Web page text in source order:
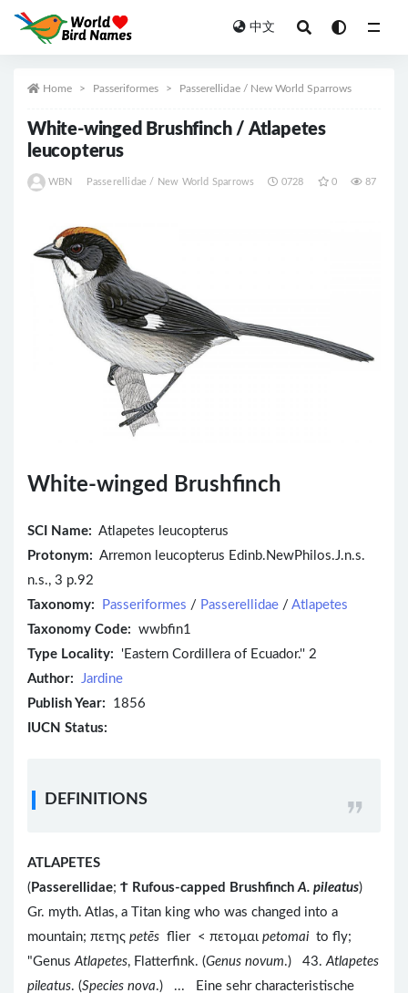
中文
Home Passeriformes Passerellidae / New World Sparrows
White-winged Brushfinch / Atlapetes
leucopterus
WBN Passerellidae / New World Sparrows 0728 0 87
White-winged Brushfinch
SCI Name: Atlapetes leucopterus
Protonym: Arremon leucopterus Edinb.NewPhilos.J.n.s.
n.s., 3 p.92
Taxonomy:
Passeriformes / Passerellidae / Atlapetes
Taxonomy Code: wwbfin1
Type Locality: 'Eastern Cordillera of Ecuador.'' 2
Author: Jardine
Publish Year: 1856
IUCN Status:
DEFINITIONS
ATLAPETES
( Passerellidae; Ϯ Rufous-capped Brushfinch A. pileatus)
Gr. myth. Atlas, a Titan king who was changed into a
mountain; πετης petēs flier < πετομαι petomai to fly;
"GenusAtlapetes, Flatterfink. (Genus novum.) 43.Atlapetes
pileatus. (Species nova.) ... Eine sehr characteristische